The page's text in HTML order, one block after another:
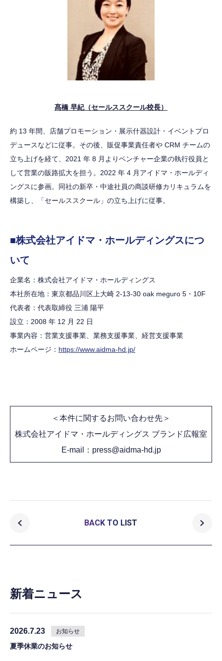
髙橋 早紀（セールススクール校長）
約 13 年間、店舗プロモーション・展示什器設計・イベントプロ
デュースなどに従事。その後、販促事業責任者や CRM チームの
立ち上げを経て、2021 年 8 月よりベンチャー企業の執行役員と
して営業の販路拡大を担う。2022 年 4 月アイドマ・ホールディ
ングスに参画。同社の新卒・中途社員の商談研修カリキュラムを
構築し、「セールススクール」の立ち上げに従事。
■株式会社アイドマ・ホールディングスにつ
いて
企業名：株式会社アイドマ・ホールディングス
本社所在地：東京都品川区上大崎 2-13-30 oak meguro 5・10F
代表者：代表取締役 三浦 陽平
設立：2008 年 12 月 22 日
事業内容：営業支援事業、業務支援事業、経営支援事業
ホームページ： https://www.aidma-hd.jp/
＜本件に関するお問い合わせ先＞
株式会社アイドマ・ホールディングス ブランド広報室
E-mail：press@aidma-hd.jp
BACK TO LIST
新着ニュース
2026.7.23 お知らせ
夏季休業のお知らせ